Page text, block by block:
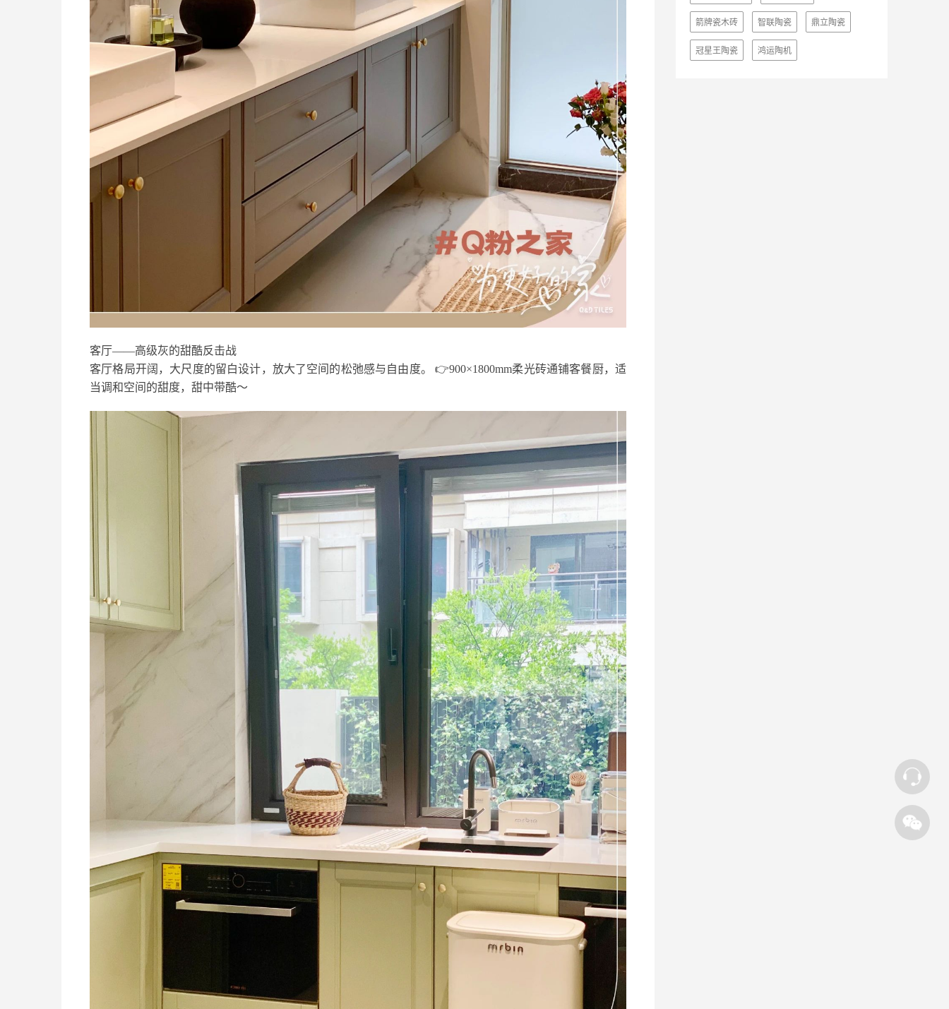
客厅——高级灰的甜酷反击战
客厅格局开阔，大尺度的留白设计，放大了空间的松弛感与自由度。 👉900×1800mm柔光砖通铺客餐厨，适
当调和空间的甜度，甜中带酷～
箭牌瓷木砖 智联陶瓷 鼎立陶瓷
冠星王陶瓷 鸿运陶机